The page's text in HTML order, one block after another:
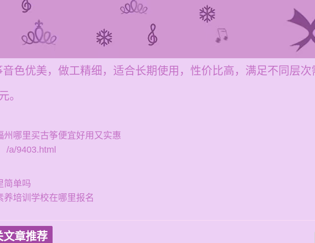
音色优美，做工精细，适合长期使用，性价比高，满足不同层
。
州哪里买古筝便宜好用又实惠
/a/9403.html
简单吗
养培训学校在哪里报名
文章推荐